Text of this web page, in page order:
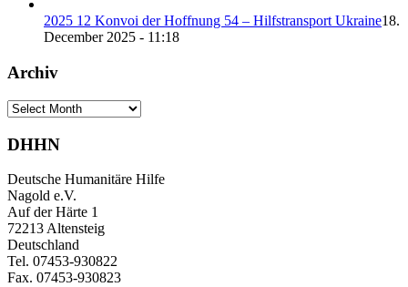
2025 12 Konvoi der Hoffnung 54 – Hilfstransport Ukraine18.
December 2025 - 11:18
Archiv
Archiv
DHHN
Deutsche Humanitäre Hilfe
Nagold e.V.
Auf der Härte 1
72213 Altensteig
Deutschland
Tel. 07453-930822
Fax. 07453-930823